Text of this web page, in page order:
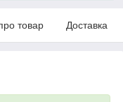
товар Доставка